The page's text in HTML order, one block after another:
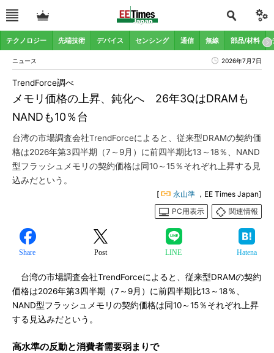
テクノロジー 先端技術 デバイス センシング 通信 無線 部品/材料
ニュース 2026年7月7日
メモリ価格の上昇、鈍化へ 26年3QはDRAMも
NANDも10％台
TrendForce調べ
台湾の市場調査会社TrendForceによると、従来型DRAMの契約価
格は2026年第3四半期（7～9月）に前四半期比13～18％、NAND
型フラッシュメモリの契約価格は同10～15％それぞれ上昇する見
込みだという。
[ 永山準 ，EE Times Japan]
PC用表示
関連情報
Share Post LINE Hatena
台湾の市場調査会社TrendForceによると、従来型DRAMの契約
価格は2026年第3四半期（7～9月）に前四半期比13～18％、
NAND型フラッシュメモリの契約価格は同10～15％それぞれ上昇
する見込みだという。
高水準の反動と消費者需要弱まりで